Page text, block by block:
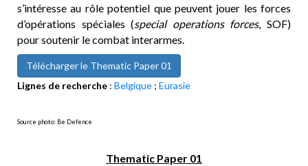
s’intéresse au rôle potentiel que peuvent jouer les forces
d’opérations spéciales (special operations forces, SOF)
pour soutenir le combat interarmes.
Télécharger le Thematic Paper 01
Lignes de recherche : Belgique ; Eurasie
Source photo: Be Defence
Thematic Paper 01